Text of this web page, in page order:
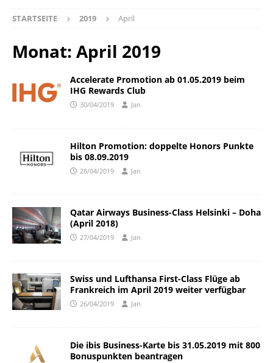
STARTSEITE 2019 April
Monat: April 2019
Accelerate Promotion ab 01.05.2019 beim
IHG Rewards Club
30/04/2019 Jan
Hilton Promotion: doppelte Honors Punkte
bis 08.09.2019
28/04/2019 Jan
Qatar Airways Business-Class Helsinki – Doha
(April 2018)
27/04/2019 Jan
Swiss und Lufthansa First-Class Flüge ab
Frankreich im April 2019 weiter verfügbar
26/04/2019 Jan
Die ibis Business-Karte bis 31.05.2019 mit 800
Bonuspunkten beantragen